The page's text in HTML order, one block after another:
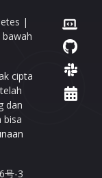
|
cipta
dan
bisa
号-3